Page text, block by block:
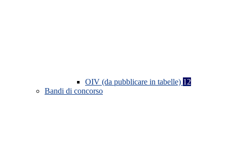
OIV (da pubblicare in tabelle) 12
Bandi di concorso